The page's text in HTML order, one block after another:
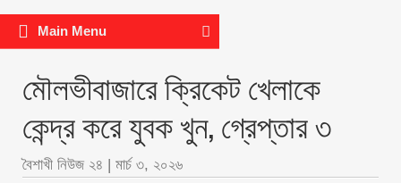
Main Menu
মৌলভীবাজারে ক্রিকেট খেলাকে
কেন্দ্র করে যুবক খুন, গ্রেপ্তার ৩
বৈশাখী নিউজ ২৪ | মার্চ ৩, ২০২৬